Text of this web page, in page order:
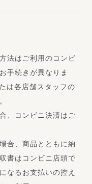
法はご利用のコンビ
手続きが異なりま
は各店舗スタッフの
、コンビニ決済はご
合、商品とともに納
書はコンビニ店頭で
なるお支払いの控え